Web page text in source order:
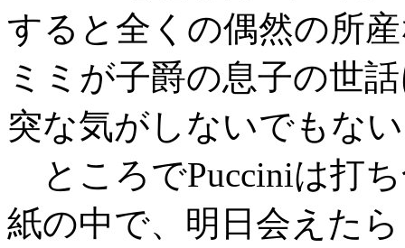
すると全くの偶然の所
ミミが子爵の息子の世
突な気がしないでもな
ところでPucciniは打
紙の中で、明日会えたら